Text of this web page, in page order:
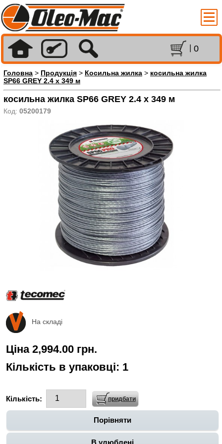
0
Головна > Продукція > Косильна жилка > косильна жилка
SP66 GREY 2.4 x 349 м
косильна жилка SP66 GREY 2.4 x 349 м
Код: 05200179
На складі
Ціна 2,994.00 грн.
Кількість в упаковці: 1
Кількість:
Порівняти
В улюблені